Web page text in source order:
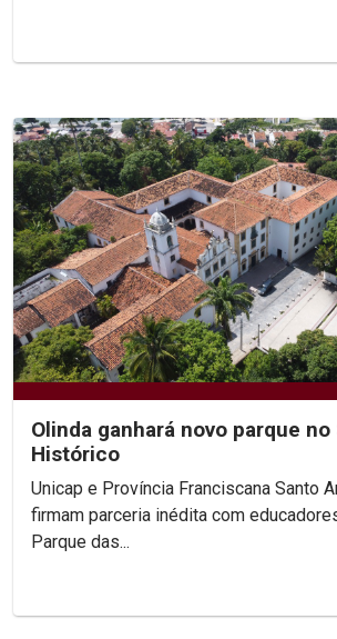
Olinda ganhará novo parque
Histórico
Unicap e Província Franciscana Santo
firmam parceria inédita com
Parque das...